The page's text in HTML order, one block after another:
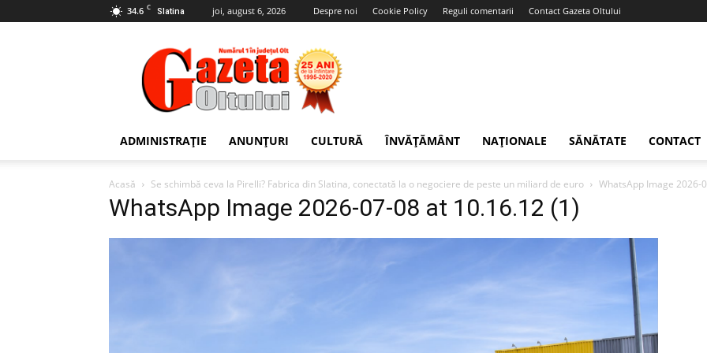
34.6 C Slatina joi, august 6, 2026 Despre noi Cookie Policy Reguli comentarii Contact Gazeta Oltului
Gazeta
Oltului
ADMINISTRAȚIE ANUNȚURI CULTURĂ ÎNVĂȚĂMÂNT NAȚIONALE SĂNĂTATE CONTACT
Acasă Se schimbă ceva la Pirelli? Fabrica din Slatina, conectată la o negociere de peste un miliard de euro WhatsApp Image 2026-
WhatsApp Image 2026-07-08 at 10.16.12 (1)